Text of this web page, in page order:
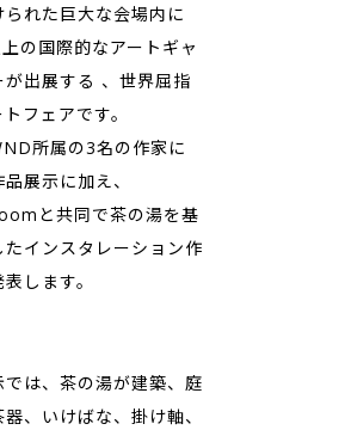
られた巨大な会場内に
の国際的なアートギャ
が出展する 、世界屈指
フェアです。
所属の3名の作家に
展示に加え、
と共同で茶の湯を基
たインスタレーション作
します。
では、茶の湯が建築、庭
、いけばな、掛け軸、